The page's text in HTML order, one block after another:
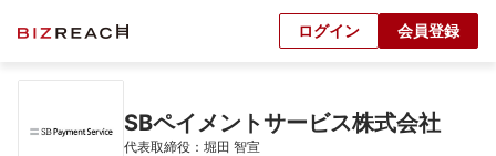
ログイン 会員登録
SBペイメントサービス株式会社
代表取締役：堀田 智宣